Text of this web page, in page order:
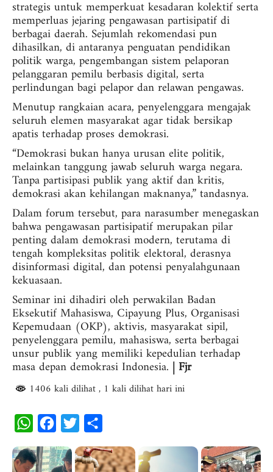
strategis untuk memperkuat kesadaran kolektif serta
memperluas jejaring pengawasan partisipatif di
berbagai daerah. Sejumlah rekomendasi pun
dihasilkan, di antaranya penguatan pendidikan
politik warga, pengembangan sistem pelaporan
pelanggaran pemilu berbasis digital, serta
perlindungan bagi pelapor dan relawan pengawas.
Menutup rangkaian acara, penyelenggara mengajak
seluruh elemen masyarakat agar tidak bersikap
apatis terhadap proses demokrasi.
“Demokrasi bukan hanya urusan elite politik,
melainkan tanggung jawab seluruh warga negara.
Tanpa partisipasi publik yang aktif dan kritis,
demokrasi akan kehilangan maknanya,” tandasnya.
Dalam forum tersebut, para narasumber menegaskan
bahwa pengawasan partisipatif merupakan pilar
penting dalam demokrasi modern, terutama di
tengah kompleksitas politik elektoral, derasnya
disinformasi digital, dan potensi penyalahgunaan
kekuasaan.
Seminar ini dihadiri oleh perwakilan Badan
Eksekutif Mahasiswa, Cipayung Plus, Organisasi
Kepemudaan (OKP), aktivis, masyarakat sipil,
penyelenggara pemilu, mahasiswa, serta berbagai
unsur publik yang memiliki kepedulian terhadap
masa depan demokrasi Indonesia. | Fjr
1406 kali dilihat, 1 kali dilihat hari ini
W
a
c
i
a